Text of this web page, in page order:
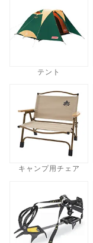
テント
キャンプ用チェア